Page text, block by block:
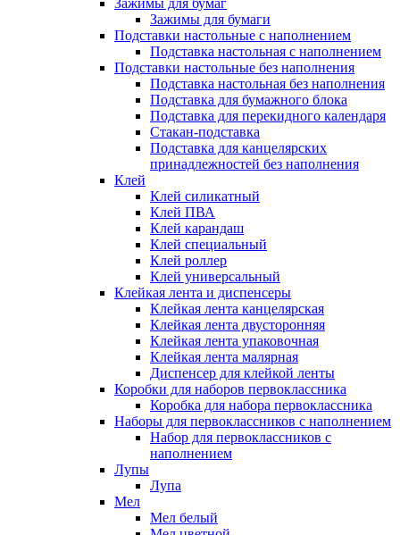
Зажимы для бумаг
Зажимы для бумаги
Подставки настольные с наполнением
Подставка настольная с наполнением
Подставки настольные без наполнения
Подставка настольная без наполнения
Подставка для бумажного блока
Подставка для перекидного календаря
Стакан-подставка
Подставка для канцелярских
принадлежностей без наполнения
Клей
Клей силикатный
Клей ПВА
Клей карандаш
Клей специальный
Клей роллер
Клей универсальный
Клейкая лента и диспенсеры
Клейкая лента канцелярская
Клейкая лента двусторонняя
Клейкая лента упаковочная
Клейкая лента малярная
Диспенсер для клейкой ленты
Коробки для наборов первоклассника
Коробка для набора первоклассника
Наборы для первоклассников с наполнением
Набор для первоклассников с
наполнением
Лупы
Лупа
Мел
Мел белый